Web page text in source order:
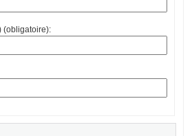
(obligatoire):